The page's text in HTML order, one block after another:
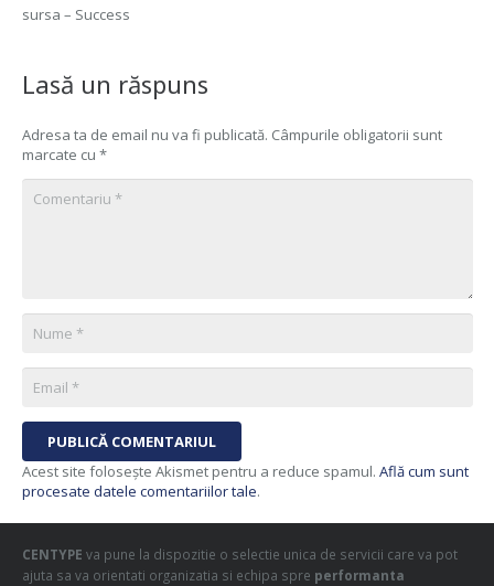
sursa – Success
Lasă un răspuns
Adresa ta de email nu va fi publicată. Câmpurile obligatorii sunt
marcate cu *
PUBLICĂ COMENTARIUL
Acest site folosește Akismet pentru a reduce spamul. Află cum sunt
procesate datele comentariilor tale.
CENTYPE va pune la dispozitie o selectie unica de servicii care va pot
ajuta sa va orientati organizatia si echipa spre performanta